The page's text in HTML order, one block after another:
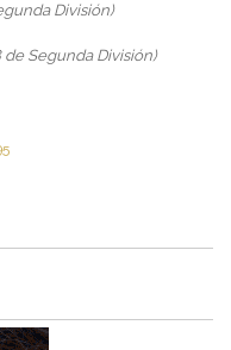
División)
de Segunda División)